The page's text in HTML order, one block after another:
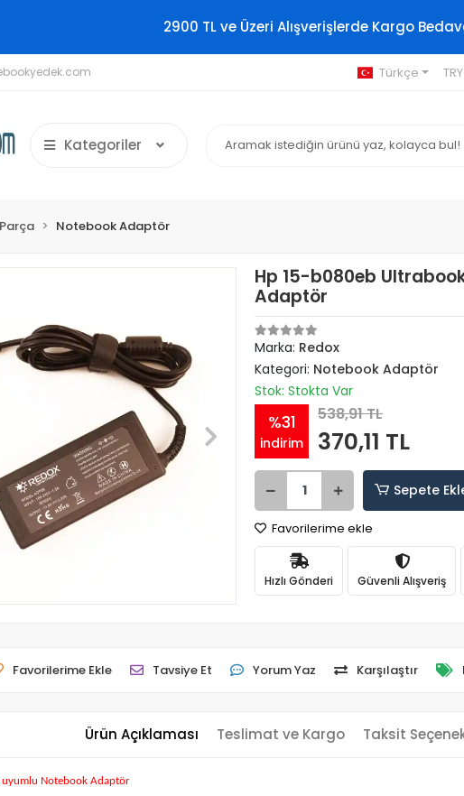
2900 TL ve Üzeri Alışverişlerde Kargo
Türkçe
Kategoriler
Notebook Adaptör
Hp 15-b080eb
Adaptör
Marka: Redox
Kategori: Notebook Adaptör
Stok: Stokta Var
%31
indirim
538,91 TL
370,11 TL
Sepete
Favorilerime ekle
Hızlı Gönderi Güvenli Alışveriş
Favorilerime Ekle Tavsiye Et Yorum Yaz Karşılaştır
Ürün Açıklaması Teslimat ve Kargo Taksit
Notebook Adaptör